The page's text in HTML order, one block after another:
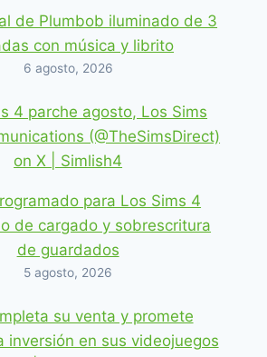
de Plumbob iluminado de 3
con música y librito
6 agosto, 2026
para Los Sims 4
de cargado y sobrescritura
de guardados
5 agosto, 2026